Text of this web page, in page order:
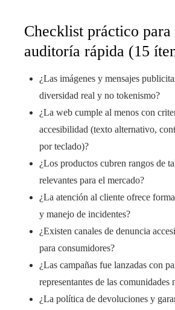
Checklist práctico para
auditoría rápida (15
¿Las imágenes y mensajes
diversidad real y no tokenismo?
¿La web cumple al menos con
accesibilidad (texto alternativo,
por teclado)?
¿Los productos cubren rangos de
relevantes para el mercado?
¿La atención al cliente ofrece
y manejo de incidentes?
¿Existen canales de denuncia
para consumidores?
¿Las campañas fue lanzadas con
representantes de las comunidades
¿La política de devoluciones y